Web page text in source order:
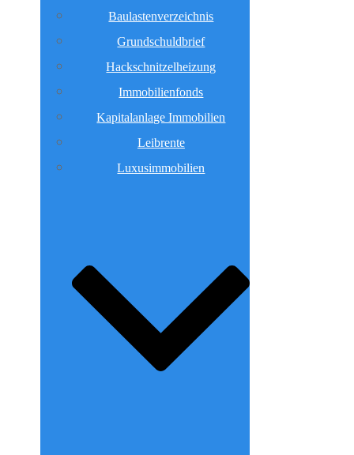
Baulastenverzeichnis
Grundschuldbrief
Hackschnitzelheizung
Immobilienfonds
Kapitalanlage Immobilien
Leibrente
Luxusimmobilien